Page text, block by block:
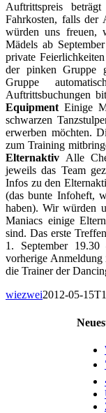
Auftrittspreis
Fahrkosten, falls
würden uns freuen,
Mädels ab
private
der pinken Gruppe
Gruppe
Auftrittsbuchungen
EquipmentEinige
schwarzen
erwerben möchten.
zum Training
Elternaktiv Alle
jeweils das Team
Infos zu den
(das bunte Infoheft,
haben). Wir würden
Maniacs einige
sind. Das erste
1. September
vorherige
die Trainer der
wiezwei2012-05-